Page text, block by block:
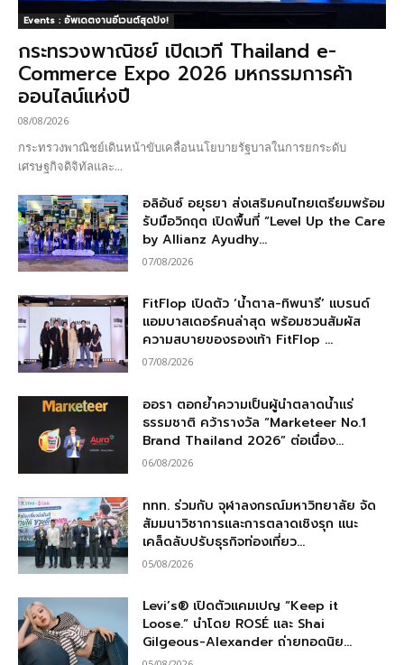
Events : อัพเดตงานอีเวนต์สุดปัง!
กระทรวงพาณิชย์ เปิดเวที Thailand e-
Commerce Expo 2026 มหกรรมการค้า
ออนไลน์แห่งปี
08/08/2026
กระทรวงพาณิชย์เดินหน้าขับเคลื่อนนโยบายรัฐบาลในการยกระดับ
เศรษฐกิจดิจิทัลและ...
อลิอันซ์ อยุธยา ส่งเสริมคนไทยเตรียมพร้อม
รับมือวิกฤต เปิดพื้นที่ “Level Up the Care
by Allianz Ayudhy...
07/08/2026
FitFlop เปิดตัว ‘น้ำตาล-ทิพนารี’ แบรนด์
แอมบาสเดอร์คนล่าสุด พร้อมชวนสัมผัส
ความสบายของรองเท้า FitFlop ...
07/08/2026
ออรา ตอกย้ำความเป็นผู้นำตลาดน้ำแร่
ธรรมชาติ คว้ารางวัล “Marketeer No.1
Brand Thailand 2026” ต่อเนื่อง...
06/08/2026
ททท. ร่วมกับ จุฬาลงกรณ์มหาวิทยาลัย จัด
สัมมนาวิชาการและการตลาดเชิงรุก แนะ
เคล็ดลับปรับธุรกิจท่องเที่ยว...
05/08/2026
Levi’s® เปิดตัวแคมเปญ “Keep it
Loose.” นำโดย ROSÉ และ Shai
Gilgeous-Alexander ถ่ายทอดนิย...